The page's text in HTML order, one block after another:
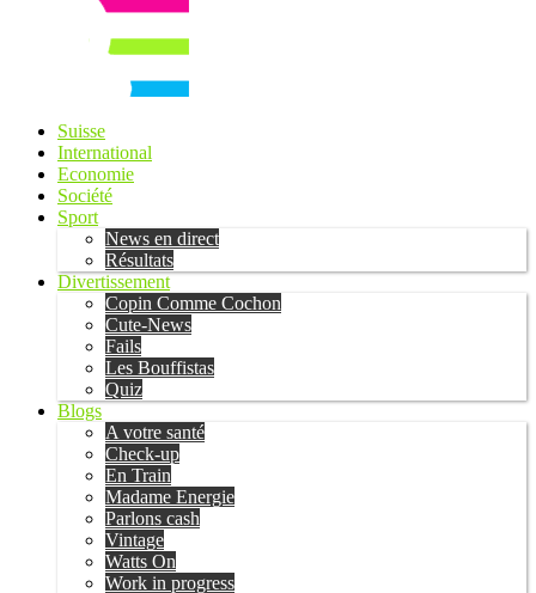
Suisse
International
Economie
Société
Sport
News en direct
Résultats
Divertissement
Copin Comme Cochon
Cute-News
Fails
Les Bouffistas
Quiz
Blogs
A votre santé
Check-up
En Train
Madame Energie
Parlons cash
Vintage
Watts On
Work in progress